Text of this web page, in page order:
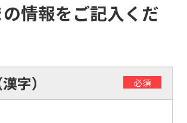
情報をご記入くだ
字） 必須